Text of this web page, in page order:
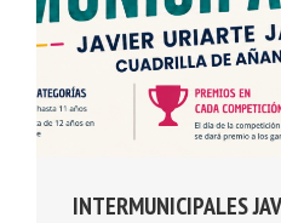
INTERMUNICIPALES